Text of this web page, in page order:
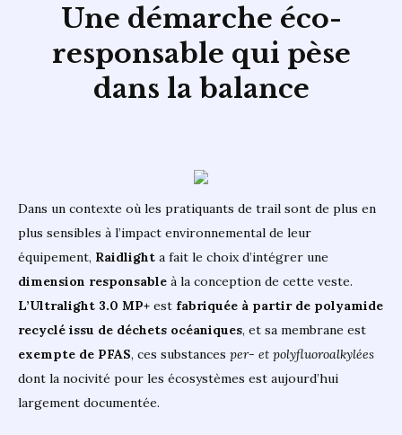
Une démarche éco-
responsable qui pèse
dans la balance
Dans un contexte où les pratiquants de trail sont de plus en
plus sensibles à l’impact environnemental de leur
équipement, Raidlight a fait le choix d’intégrer une
dimension responsable à la conception de cette veste.
L’Ultralight 3.0 MP+ est fabriquée à partir de polyamide
recyclé issu de déchets océaniques, et sa membrane est
exempte de PFAS, ces substances per- et polyfluoroalkylées
dont la nocivité pour les écosystèmes est aujourd’hui
largement documentée.